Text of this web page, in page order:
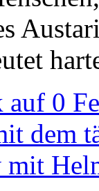
auf 0
dem